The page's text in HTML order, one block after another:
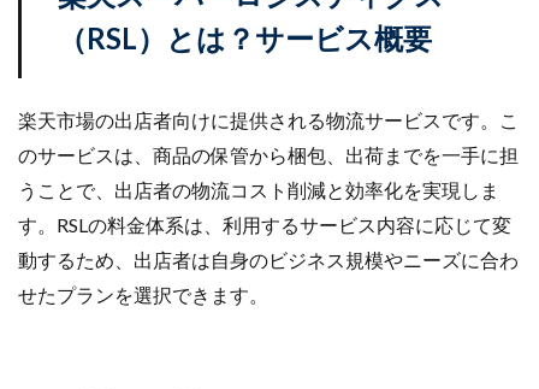
（RSL）とは？サービス概要
楽天市場の出店者向けに提供される物流サービスです。こ
のサービスは、商品の保管から梱包、出荷までを一手に担
うことで、出店者の物流コスト削減と効率化を実現しま
す。RSLの料金体系は、利用するサービス内容に応じて変
動するため、出店者は自身のビジネス規模やニーズに合わ
せたプランを選択できます。
スキル
スキルアップ
スケジュール管理
ストア
スポンサーブランド広告
スマートフォン
スーパーSALE
セキュリティ セミナー
セール
セール戦略
ソーシャルコマース
ゾロ目の日
タイムセール
タイムセール祭り
ターゲット市場
ターゲティング広告
ダンボール
チャージバック
ツール
ティックトック